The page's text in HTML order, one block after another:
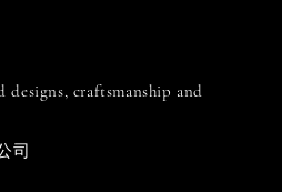
designs, craftsmanship and
司